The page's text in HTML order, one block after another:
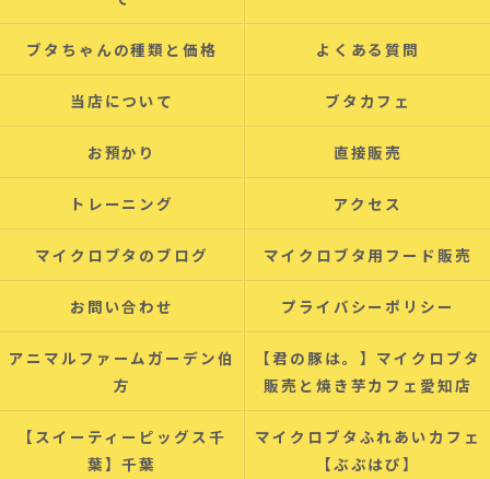
ブタちゃんの種類と価格 よくある質問
当店について ブタカフェ
お預かり 直接販売
トレーニング アクセス
マイクロブタのブログ マイクロブタ用フード販売
お問い合わせ プライバシーポリシー
アニマルファームガーデン伯
方
【君の豚は。】マイクロブタ
販売と焼き芋カフェ愛知店
【スイーティーピッグス千
葉】千葉
マイクロブタふれあいカフェ
【ぶぶはぴ】